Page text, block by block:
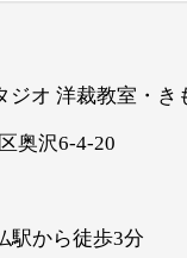
ジオ 洋裁教室・き
奥沢6-4-20
駅から徒歩3分